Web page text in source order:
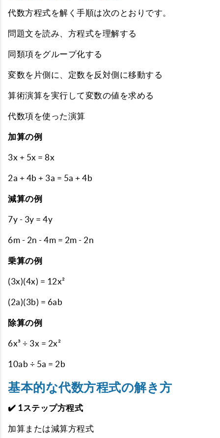
代数方程式を解く手順は次のとおりです。
問題文を読み、方程式を理解する
同類項をグループ化する
変数を片側に、定数を反対側に移動する
算術演算を実行して変数の値を求める
代数項を使った演算
加算の例
3x + 5x = 8x
2a + 4b + 3a = 5a + 4b
減算の例
7y - 3y = 4y
6m - 2n - 4m = 2m - 2n
乗算の例
(3x)(4x) = 12x²
(2a)(3b) = 6ab
除算の例
6x³ ÷ 3x = 2x²
10ab ÷ 5a = 2b
基本的な代数方程式の解き方
✔️ 1ステップ方程式
加算または減算方程式